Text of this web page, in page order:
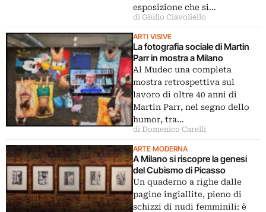
esposizione che si…
di Giulio Ciavoliello
ARTI VISIVE
La fotografia sociale di Martin
Parr in mostra a Milano
Al Mudec una completa
mostra retrospettiva sul
lavoro di oltre 40 anni di
Martin Parr, nel segno dello
humor, tra…
di Domenico Carelli
ARTE MODERNA
A Milano si riscopre la genesi
del Cubismo di Picasso
Un quaderno a righe dalle
pagine ingiallite, pieno di
schizzi di nudi femminili: è